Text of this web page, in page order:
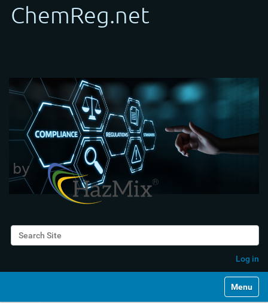
Search Site
Log in
Toggle